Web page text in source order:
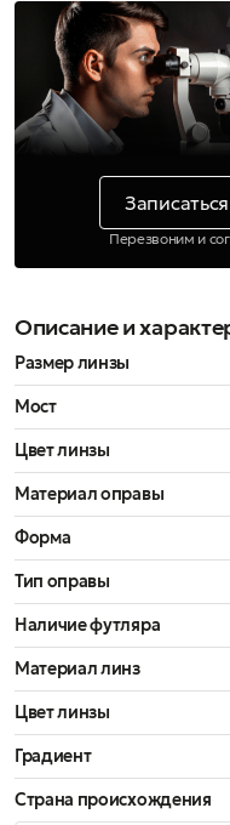
Перезвоним и
Описание и
Размер линзы
Мост
Цвет линзы
Материал оправы
Форма
Тип оправы
Наличие футляра
Материал линз
Цвет линзы
Градиент
Страна происхождения